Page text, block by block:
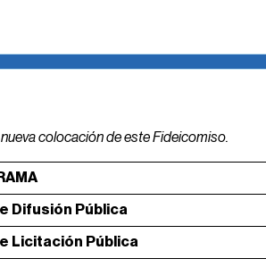
colocación de este Fideicomiso.
Difusión Pública
Licitación Pública